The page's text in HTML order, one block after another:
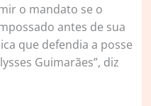
o mandato se o
antes de sua
que defendia a posse
Guimarães”, diz